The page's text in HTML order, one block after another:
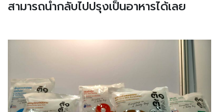
สามารถนำกลับไปปรุงเป็นอาหารได้เลย